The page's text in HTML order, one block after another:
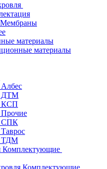
материалы
материалы
ДТМ
КСП
СПК
ТДМ
Комплектующие
Комплектующие